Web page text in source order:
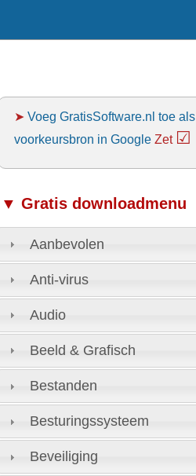
➤Voeg GratisSoftware.nl toe als
voorkeursbron in Google Zet ☑
▼ Gratis downloadmenu
Aanbevolen
Anti-virus
Audio
Beeld & Grafisch
Bestanden
Besturingssysteem
Beveiliging